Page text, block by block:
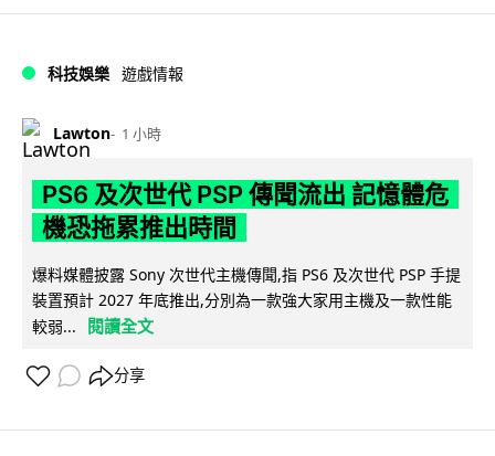
科技娛樂 遊戲情報
Lawton 1 小時
PS6 及次世代 PSP 傳聞流出 記憶體危
機恐拖累推出時間
爆料媒體披露 Sony 次世代主機傳聞,指 PS6 及次世代 PSP 手提
裝置預計 2027 年底推出,分別為一款強大家用主機及一款性能
較弱...
閱讀全文
分享